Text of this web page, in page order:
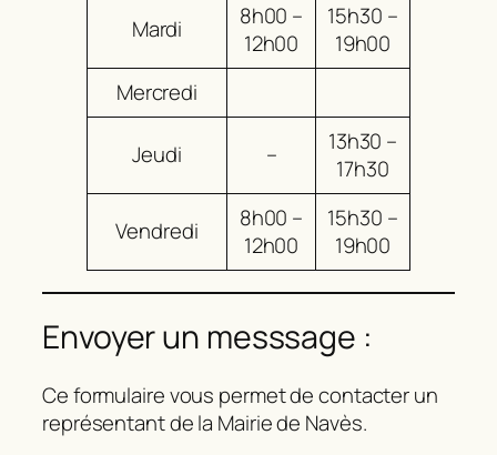
Mardi
8h00 –
12h00
15h30 –
19h00
Mercredi
Jeudi –
13h30 –
17h30
Vendredi
8h00 –
12h00
15h30 –
19h00
Envoyer un messsage :
Ce formulaire vous permet de contacter un
représentant de la Mairie de Navès.